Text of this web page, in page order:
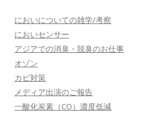
においについての雑学/考察
においセンサー
アジアでの消臭・脱臭のお仕事
オゾン
カビ対策
メディア出演のご報告
一酸化炭素（CO）濃度低減